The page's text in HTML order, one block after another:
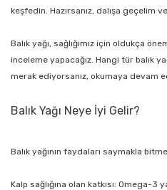
keşfedin. Hazırsanız, dalışa geçelim
Balık yağı, sağlığımız için oldukça
inceleme yapacağız. Hangi tür balık
merak ediyorsanız, okumaya devam
Balık Yağı Neye İyi Gelir?
Balık yağının faydaları saymakla
Kalp sağlığına olan katkısı: Omega-